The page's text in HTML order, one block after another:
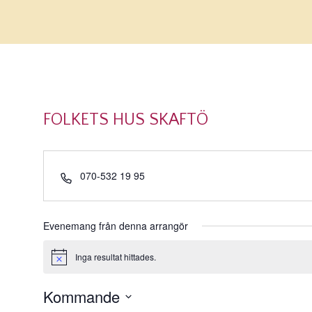
FOLKETS HUS SKAFTÖ
Telefonnummer
070-532 19 95
Evenemang från denna arrangör
Notis Inga resultat hittades.
Kommande